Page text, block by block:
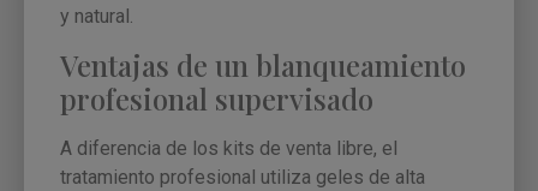
y natural.
Ventajas de un blanqueamiento
profesional supervisado
A diferencia de los kits de venta libre, el
tratamiento profesional utiliza geles de alta